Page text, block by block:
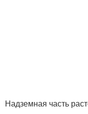
Надземная часть